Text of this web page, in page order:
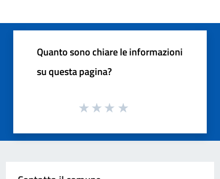
Quanto sono chiare le informazioni
su questa pagina?